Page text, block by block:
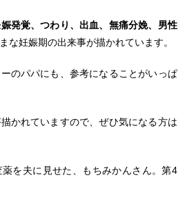
発覚、つわり、出血、無痛分娩、男性
な妊娠期の出来事が描かれています。
のパパにも、参考になることがいっぱ
かれていますので、ぜひ気になる方は
薬を夫に見せた、もちみかんさん。第4